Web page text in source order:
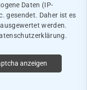
Daten (IP-
gesendet. Daher ist es
werden.
anzeigen